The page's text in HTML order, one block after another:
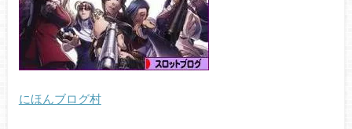
にほんブログ村